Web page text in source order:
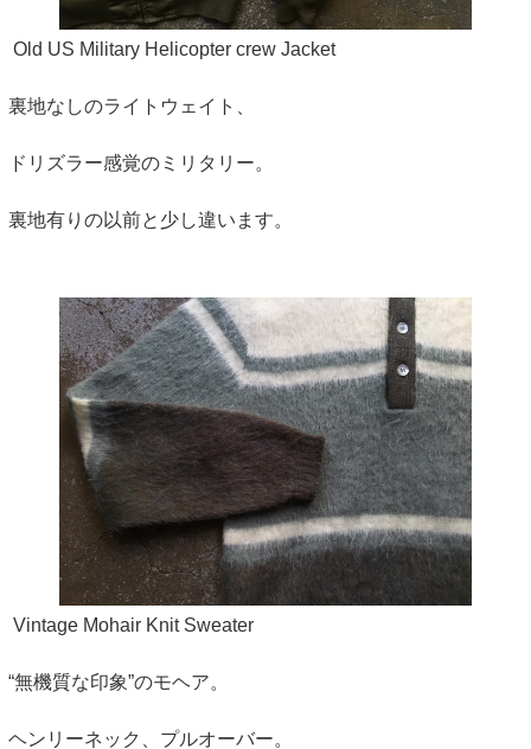
Old US Military Helicopter crew Jacket
裏地なしのライトウェイト、
ドリズラー感覚のミリタリー。
裏地有りの以前と少し違います。
Vintage Mohair Knit Sweater
“無機質な印象”のモヘア。
ヘンリーネック、プルオーバー。